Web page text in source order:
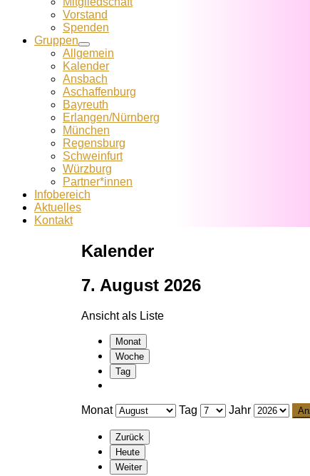
Vorstand
Spenden
Gruppen
Allgemein
Kalender
Ansbach
Aschaffenburg
Bayreuth
Erlangen/Nürnberg
München
Regensburg
Schweinfurt
Würzburg
Partner*innen
Infobereich
Aktuelles
Kontakt
Kalender
7. August 2026
Ansicht als Liste
Monat
Woche
Tag
Monat Tag Jahr
Zurück
Heute
Weiter